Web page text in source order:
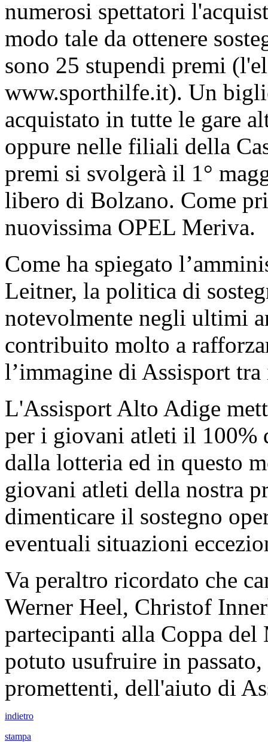
numerosi spettatori
modo tale da ottenere
sono 25 stupendi premi
www.sporthilfe.it). Un
acquistato in tutte le gare
oppure nelle filiali della
premi si svolgerà il 1°
libero di Bolzano. Come
nuovissima OPEL Meriva.
Come ha spiegato
Leitner, la politica di
notevolmente negli ultimi
contribuito molto a
l’immagine di Assisport
L'Assisport Alto Adige
per i giovani atleti il 100%
dalla lotteria ed in questo
giovani atleti della nostra
dimenticare il sostegno
eventuali situazioni
Va peraltro ricordato che
Werner Heel, Christof
partecipanti alla Coppa
potuto usufruire in
promettenti, dell'aiuto di
indietro
stampa